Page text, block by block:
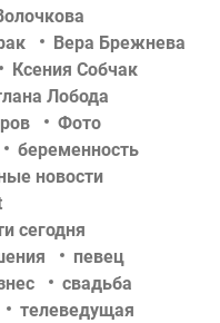
Вера Брежнева
Ксения Собчак
Лобода
Фото
беременность
новости
сегодня
певец
свадьба
телеведущая